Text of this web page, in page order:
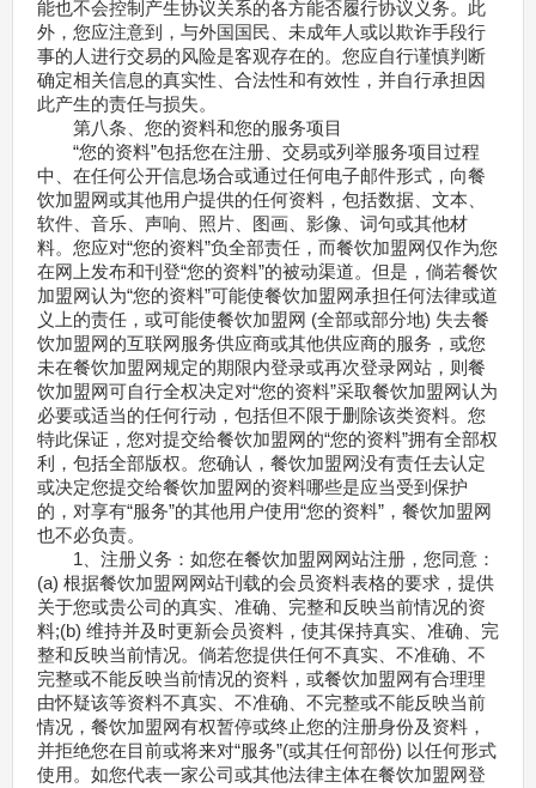
能也不会控制产生协议关系的各方能否履行协议义务。此
外，您应注意到，与外国国民、未成年人或以欺诈手段行
事的人进行交易的风险是客观存在的。您应自行谨慎判断
确定相关信息的真实性、合法性和有效性，并自行承担因
此产生的责任与损失。
第八条、您的资料和您的服务项目
“您的资料”包括您在注册、交易或列举服务项目过程
中、在任何公开信息场合或通过任何电子邮件形式，向餐
饮加盟网或其他用户提供的任何资料，包括数据、文本、
软件、音乐、声响、照片、图画、影像、词句或其他材
料。您应对“您的资料”负全部责任，而餐饮加盟网仅作为您
在网上发布和刊登“您的资料”的被动渠道。但是，倘若餐饮
加盟网认为“您的资料”可能使餐饮加盟网承担任何法律或道
义上的责任，或可能使餐饮加盟网 (全部或部分地) 失去餐
饮加盟网的互联网服务供应商或其他供应商的服务，或您
未在餐饮加盟网规定的期限内登录或再次登录网站，则餐
饮加盟网可自行全权决定对“您的资料”采取餐饮加盟网认为
必要或适当的任何行动，包括但不限于删除该类资料。您
特此保证，您对提交给餐饮加盟网的“您的资料”拥有全部权
利，包括全部版权。您确认，餐饮加盟网没有责任去认定
或决定您提交给餐饮加盟网的资料哪些是应当受到保护
的，对享有“服务”的其他用户使用“您的资料”，餐饮加盟网
也不必负责。
1、注册义务：如您在餐饮加盟网网站注册，您同意：
(a) 根据餐饮加盟网网站刊载的会员资料表格的要求，提供
关于您或贵公司的真实、准确、完整和反映当前情况的资
料;(b) 维持并及时更新会员资料，使其保持真实、准确、完
整和反映当前情况。倘若您提供任何不真实、不准确、不
完整或不能反映当前情况的资料，或餐饮加盟网有合理理
由怀疑该等资料不真实、不准确、不完整或不能反映当前
情况，餐饮加盟网有权暂停或终止您的注册身份及资料，
并拒绝您在目前或将来对“服务”(或其任何部份) 以任何形式
使用。如您代表一家公司或其他法律主体在餐饮加盟网登